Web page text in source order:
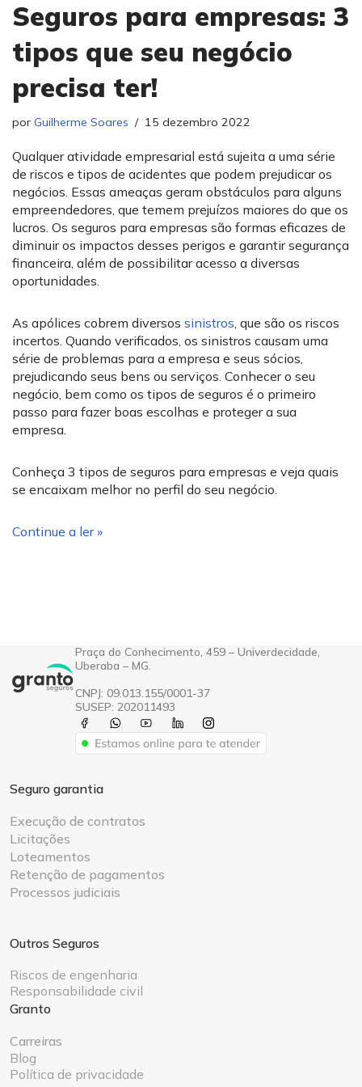
Seguros para empresas: 3
tipos que seu negócio
precisa ter!
por Guilherme Soares 15 dezembro 2022
Qualquer atividade empresarial está sujeita a uma série
de riscos e tipos de acidentes que podem prejudicar os
negócios. Essas ameaças geram obstáculos para alguns
empreendedores, que temem prejuízos maiores do que os
lucros. Os seguros para empresas são formas eficazes de
diminuir os impactos desses perigos e garantir segurança
financeira, além de possibilitar acesso a diversas
oportunidades.
As apólices cobrem diversos sinistros , que são os riscos
incertos. Quando verificados, os sinistros causam uma
série de problemas para a empresa e seus sócios,
prejudicando seus bens ou serviços. Conhecer o seu
negócio, bem como os tipos de seguros é o primeiro
passo para fazer boas escolhas e proteger a sua
empresa.
Conheça 3 tipos de seguros para empresas e veja quais
se encaixam melhor no perfil do seu negócio.
Continue a ler »
Praça do Conhecimento, 459 – Univerdecidade,
Uberaba – MG.
CNPJ: 09.013.155/0001-37
SUSEP: 202011493
Seguro garantia
Execução de contratos
Licitações
Loteamentos
Retenção de pagamentos
Processos judiciais
Outros Seguros
Riscos de engenharia
Responsabilidade civil
Granto
Carreiras
Blog
Política de privacidade